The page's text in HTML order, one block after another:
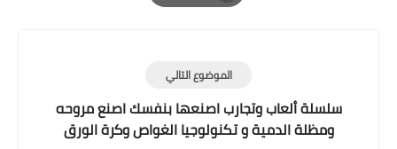
Print
الموضوع التالي
سلسلة ألعاب وتجارب اصنعها بنفسك اصنع مروحه
ومظلة الدمية و تكنولوجيا الغواص وكرة الورق